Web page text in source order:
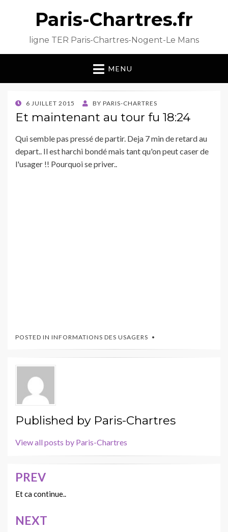
Paris-Chartres.fr
ligne TER Paris-Chartres-Nogent-Le Mans
MENU
POSTED
ON
6 JUILLET 2015 BY PARIS-CHARTRES
Et maintenant au tour fu 18:24
Qui semble pas pressé de partir. Deja 7 min de retard au
depart.. Il est harchi bondé mais tant qu'on peut caser de
l'usager !! Pourquoi se priver..
POSTED IN INFORMATIONS DES USAGERS
Published by Paris-Chartres
View all posts by Paris-Chartres
Navigation
de
l’article
PREV
Et ca continue..
NEXT